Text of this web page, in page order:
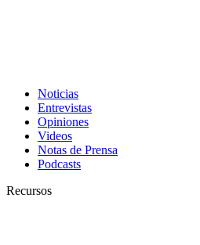
Noticias
Entrevistas
Opiniones
Videos
Notas de Prensa
Podcasts
Recursos